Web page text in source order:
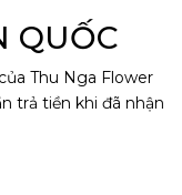
QUỐC
Thu Nga Flower
trả tiền khi đã nhận